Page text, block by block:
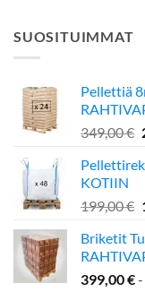
SUOSITUIMMAT
Pellettiä
349,00€
KOTIIN
199,00€
Briketit
399,00€-